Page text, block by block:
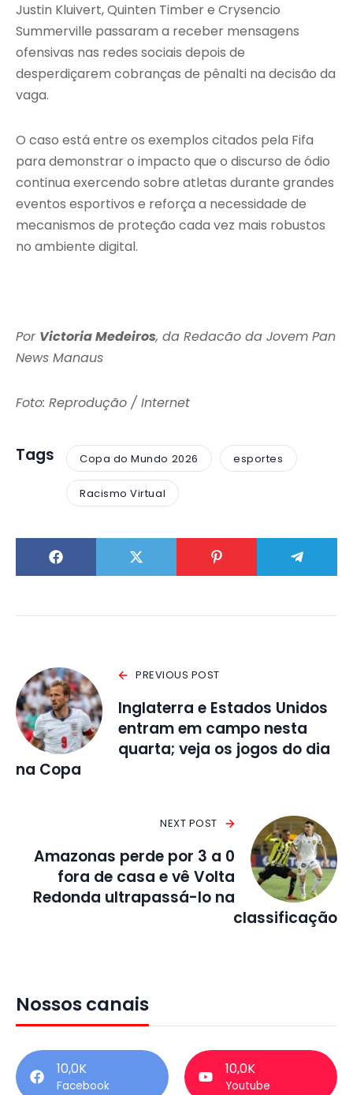
Justin Kluivert, Quinten Timber e Crysencio
Summerville passaram a receber mensagens
ofensivas nas redes sociais depois de
desperdiçarem cobranças de pênalti na decisão da
vaga.
O caso está entre os exemplos citados pela Fifa
para demonstrar o impacto que o discurso de ódio
continua exercendo sobre atletas durante grandes
eventos esportivos e reforça a necessidade de
mecanismos de proteção cada vez mais robustos
no ambiente digital.
Por Victoria Medeiros, da Redacão da Jovem Pan
News Manaus
Foto: Reprodução / Internet
Tags Copa do Mundo 2026 esportes
Racismo Virtual
PREVIOUS POST
Inglaterra e Estados Unidos
entram em campo nesta
quarta; veja os jogos do dia
na Copa
NEXT POST
Amazonas perde por 3 a 0
fora de casa e vê Volta
Redonda ultrapassá-lo na
classificação
Nossos canais
10,0K
Facebook
10,0K
Youtube